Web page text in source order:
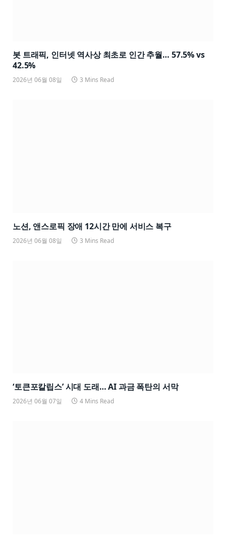
봇 트래픽, 인터넷 역사상 최초로 인간 추월… 57.5% vs
42.5%
2026년 06월 08일 3 Mins Read
노션, 앤스로픽 장애 12시간 만에 서비스 복구
2026년 06월 08일 3 Mins Read
‘토큰포칼립스’ 시대 도래… AI 과금 폭탄의 서막
2026년 06월 07일 4 Mins Read